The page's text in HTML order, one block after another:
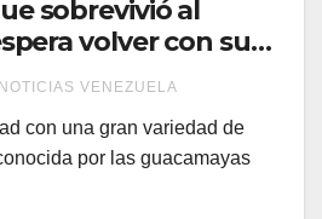
sobrevivió al
volver con sus
NOTICIAS VENEZUELA
con una gran variedad de
por las guacamayas